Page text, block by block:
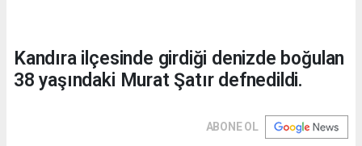
Kandıra ilçesinde girdiği denizde boğulan
38 yaşındaki Murat Şatır defnedildi.
ABONE OL